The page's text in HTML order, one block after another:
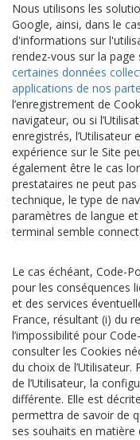
Nous utilisons les
Google, ainsi, dans le
d'informations sur
rendez-vous sur la page
certaines données
applications de nos
l’enregistrement de
navigateur, ou si
enregistrés,
expérience sur le Site
également être le cas
prestataires ne peut
technique, le type de
paramètres de langue
terminal semble
Le cas échéant, Code-
pour les conséquences
et des services
France, résultant (i) du
l’impossibilité pour
consulter les Cookies
du choix de
de l’Utilisateur, la
différente. Elle est
permettra de savoir de
ses souhaits en matière